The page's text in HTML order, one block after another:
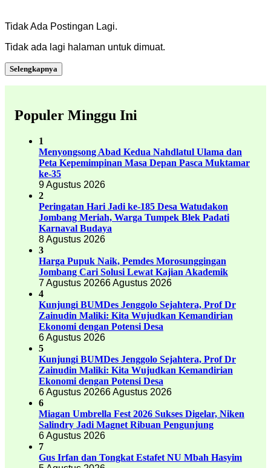
Tidak Ada Postingan Lagi.
Tidak ada lagi halaman untuk dimuat.
Selengkapnya
Populer Minggu Ini
1
Menyongsong Abad Kedua Nahdlatul Ulama dan
Peta Kepemimpinan Masa Depan Pasca Muktamar
ke-35
9 Agustus 2026
2
Peringatan Hari Jadi ke-185 Desa Watudakon
Jombang Meriah, Warga Tumpek Blek Padati
Karnaval Budaya
8 Agustus 2026
3
Harga Pupuk Naik, Pemdes Morosunggingan
Jombang Cari Solusi Lewat Kajian Akademik
7 Agustus 20266 Agustus 2026
4
Kunjungi BUMDes Jenggolo Sejahtera, Prof Dr
Zainudin Maliki: Kita Wujudkan Kemandirian
Ekonomi dengan Potensi Desa
6 Agustus 2026
5
Kunjungi BUMDes Jenggolo Sejahtera, Prof Dr
Zainudin Maliki: Kita Wujudkan Kemandirian
Ekonomi dengan Potensi Desa
6 Agustus 20266 Agustus 2026
6
Miagan Umbrella Fest 2026 Sukses Digelar, Niken
Salindry Jadi Magnet Ribuan Pengunjung
6 Agustus 2026
7
Gus Irfan dan Tongkat Estafet NU Mbah Hasyim